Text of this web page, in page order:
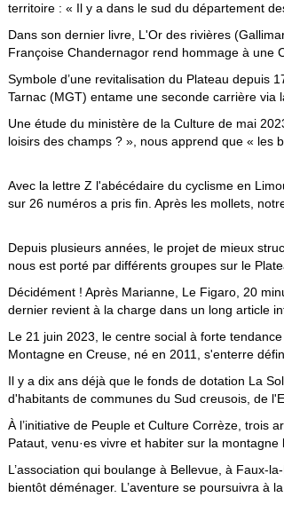
territoire : « Il y a dans le sud du département
Dans son dernier livre, L'Or des rivières
Françoise Chandernagor rend hommage à une
Symbole d’une revitalisation du Plateau depuis
Tarnac (MGT) entame une seconde carrière via
Une étude du ministère de la Culture de mai
loisirs des champs ? », nous apprend que « les
Avec la lettre Z l'abécédaire du cyclisme en
sur 26 numéros a pris fin. Après les mollets,
Depuis plusieurs années, le projet de mieux
nous est porté par différents groupes sur le
Décidément ! Après Marianne, Le Figaro, 20
dernier revient à la charge dans un long article
Le 21 juin 2023, le centre social à forte
Montagne en Creuse, né en 2011, s'enterre
Il y a dix ans déjà que le fonds de dotation La
d'habitants de communes du Sud creusois, de
À l’initiative de Peuple et Culture Corrèze, trois
Pataut, venu·es vivre et habiter sur la montagne
L’association qui boulange à Bellevue, à Faux-
bientôt déménager. L’aventure se poursuivra à la